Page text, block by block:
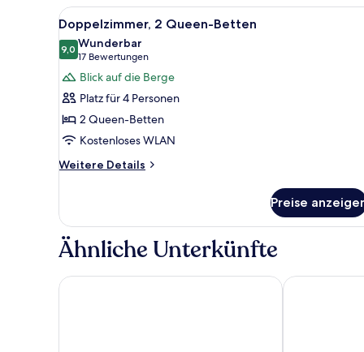
Alle
Fotos
für
Doppelzimmer,
2 Queen-
Betten
anzeigen
Ein Hotelzimmer mit zwei
4
Doppelzimmer, 2 Queen-Betten
9,09,0 von 10
Wunderbar
17 Bewertungen
(17
Bewertungen)
Blick auf die Berge
Platz für 4 Personen
2 Queen-Betten
Kostenloses WLAN
Weitere Details
Weitere
2 Queen-
Betten
Preise
Ähnliche Unterkünfte
SureStay Plus Hotel by Best Western KeyserAlpine Lake